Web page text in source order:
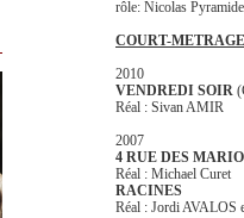
rôle: Nicolas Pyramide
COURT-METRAGE
2010
VENDREDI SOIR
Réal : Sivan AMIR
2007
4 RUE DES
Réal : Michael Curet
RACINES
Réal : Jordi AVALOS